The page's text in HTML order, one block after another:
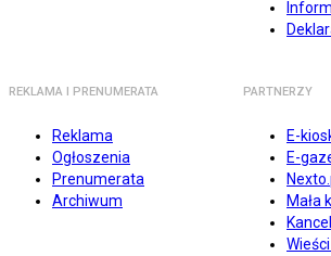
REKLAMA I PRENUMERATA
Reklama
Ogłoszenia
Prenumerata
Archiwum
PARTNERZY
E-
E-
Mała